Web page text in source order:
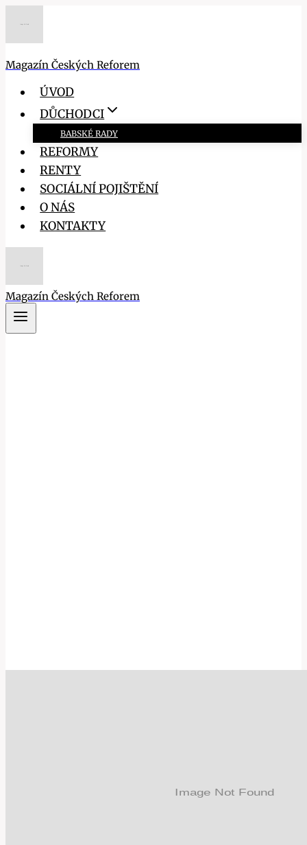
Magazín Českých Reforem
ÚVOD
DŮCHODCI
BABSKÉ RADY
REFORMY
RENTY
SOCIÁLNÍ POJIŠTĚNÍ
O NÁS
KONTAKTY
Magazín Českých Reforem